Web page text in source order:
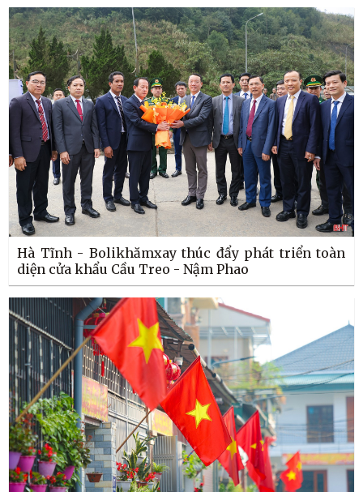
Hà Tĩnh - Bolikhămxay thúc đẩy phát triển toàn
diện cửa khẩu Cầu Treo - Nậm Phao